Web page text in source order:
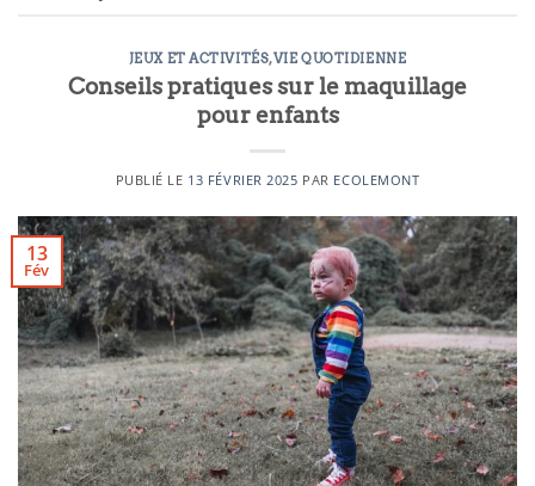
JEUX ET ACTIVITÉS,VIE QUOTIDIENNE
Conseils pratiques sur le maquillage
pour enfants
PUBLIÉ LE 13 FÉVRIER 2025 PAR ECOLEMONT
13
Fév